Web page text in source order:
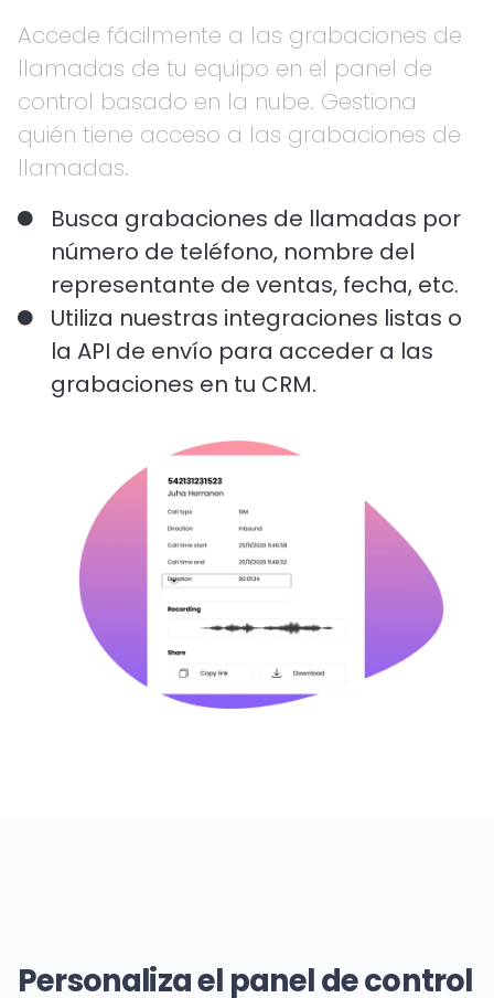
Accede fácilmente a las grabaciones de
llamadas de tu equipo en el panel de
control basado en la nube. Gestiona
quién tiene acceso a las grabaciones de
llamadas.
Busca grabaciones de llamadas por
número de teléfono, nombre del
representante de ventas, fecha, etc.
Utiliza nuestras integraciones listas o
la API de envío para acceder a las
grabaciones en tu CRM.
Personaliza el panel de control